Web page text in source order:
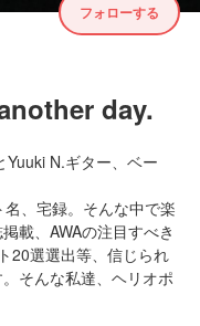
フォローする
day.
N.ギター、ベー
、宅録。そんな中で楽
載、AWAの注目すべき
20選選出等、信じられ
そんな私達、ヘリオポ